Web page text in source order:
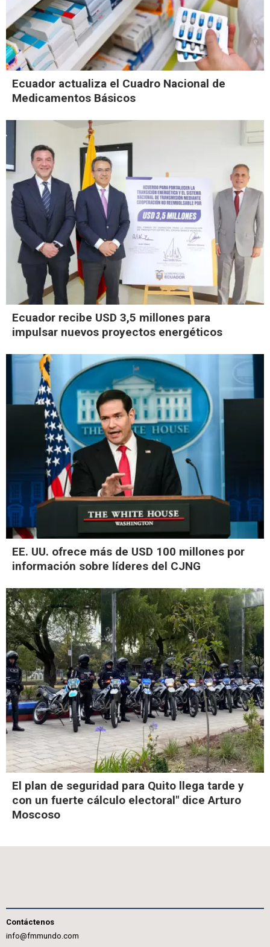
Ecuador actualiza el Cuadro Nacional de
Medicamentos Básicos
Ecuador recibe USD 3,5 millones para
impulsar nuevos proyectos energéticos
EE. UU. ofrece más de USD 100 millones por
información sobre líderes del CJNG
El plan de seguridad para Quito llega tarde y
con un fuerte cálculo electoral" dice Arturo
Moscoso
Contáctenos
info@fmmundo.com